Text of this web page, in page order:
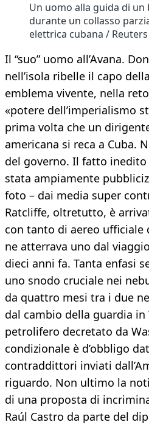
Un uomo alla guida di un
durante un collasso
elettrica cubana / Reuters
Il “suo” uomo all’Avana.
nell’isola ribelle il capo
emblema vivente, nella
«potere dell’imperialismo
prima volta che un
americana si reca a Cuba.
del governo. Il fatto
stata ampiamente
foto – dai media super
Ratcliffe, oltretutto, è
con tanto di aereo ufficiale
ne atterrava uno dal
dieci anni fa. Tanta enfasi
uno snodo cruciale nei
da quattro mesi tra i due
dal cambio della guardia in
petrolifero decretato da
condizionale è d’obbligo
contraddittori inviati
riguardo. Non ultimo la
di una proposta di
Raúl Castro da parte del